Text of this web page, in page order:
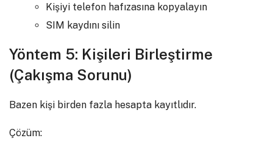
Kişiyi telefon hafızasına kopyalayın
SIM kaydını silin
Yöntem 5: Kişileri Birleştirme
(Çakışma Sorunu)
Bazen kişi birden fazla hesapta kayıtlıdır.
Çözüm: